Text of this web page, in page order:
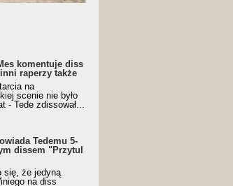
komentuje diss
raperzy także
na
scenie nie było
- Tede zdissował...
Tedemu 5-
dissem "Przytul
się, że jedyną
na diss